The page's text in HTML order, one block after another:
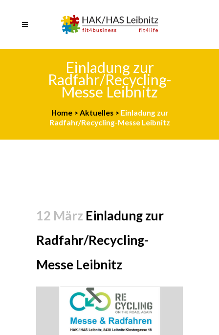
Einladung zur
Radfahr/Recycling-
Messe Leibnitz
Home> Aktuelles> Einladung zur
Radfahr/Recycling-Messe Leibnitz
12 März Einladung zur
Radfahr/Recycling-
Messe Leibnitz